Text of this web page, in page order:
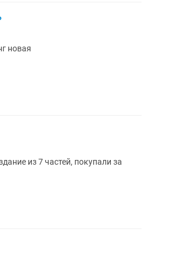
новая
из 7 частей, покупали за